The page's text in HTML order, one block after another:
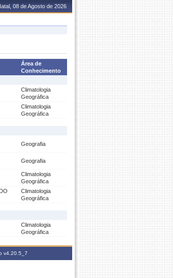
08 de Agosto de 2026
Área de
Conhecimento
Climatologia
Geográfica
Climatologia
Geográfica
Geografia
Geografia
Climatologia
Geográfica
Climatologia
Geográfica
Climatologia
Geográfica
v4.20.5_7